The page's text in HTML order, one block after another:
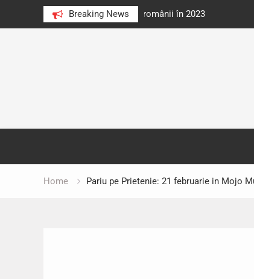
Breaking News
au citit românii în 2023 Cărți donate pentru
Home Pariu pe Prietenie: 21 februarie in Mojo